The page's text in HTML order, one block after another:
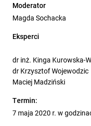
Moderator
Magda Sochacka
Eksperci
dr inż. Kinga Kurowska-
dr Krzysztof Wojewodzic
Maciej Madziński
Termin:
7 maja 2020 r. w